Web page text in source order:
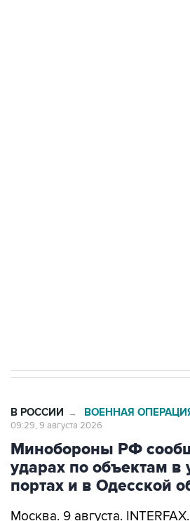
В РОССИИ → ВОЕННАЯ
09:29, 9 августа 2026
Минобороны РФ
ударах по объектам в
портах и в Одесской
Москва. 9 августа.